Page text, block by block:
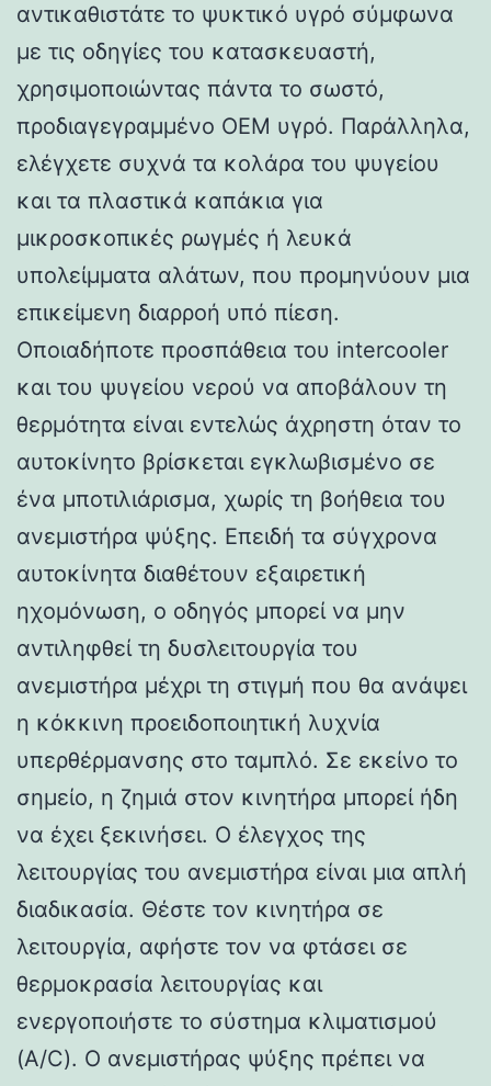
αντικαθιστάτε το ψυκτικό υγρό σύμφωνα
με τις οδηγίες του κατασκευαστή,
χρησιμοποιώντας πάντα το σωστό,
προδιαγεγραμμένο OEM υγρό. Παράλληλα,
ελέγχετε συχνά τα κολάρα του ψυγείου
και τα πλαστικά καπάκια για
μικροσκοπικές ρωγμές ή λευκά
υπολείμματα αλάτων, που προμηνύουν μια
επικείμενη διαρροή υπό πίεση.
Οποιαδήποτε προσπάθεια του intercooler
και του ψυγείου νερού να αποβάλουν τη
θερμότητα είναι εντελώς άχρηστη όταν το
αυτοκίνητο βρίσκεται εγκλωβισμένο σε
ένα μποτιλιάρισμα, χωρίς τη βοήθεια του
ανεμιστήρα ψύξης. Επειδή τα σύγχρονα
αυτοκίνητα διαθέτουν εξαιρετική
ηχομόνωση, ο οδηγός μπορεί να μην
αντιληφθεί τη δυσλειτουργία του
ανεμιστήρα μέχρι τη στιγμή που θα ανάψει
η κόκκινη προειδοποιητική λυχνία
υπερθέρμανσης στο ταμπλό. Σε εκείνο το
σημείο, η ζημιά στον κινητήρα μπορεί ήδη
να έχει ξεκινήσει. Ο έλεγχος της
λειτουργίας του ανεμιστήρα είναι μια απλή
διαδικασία. Θέστε τον κινητήρα σε
λειτουργία, αφήστε τον να φτάσει σε
θερμοκρασία λειτουργίας και
ενεργοποιήστε το σύστημα κλιματισμού
(A/C). Ο ανεμιστήρας ψύξης πρέπει να